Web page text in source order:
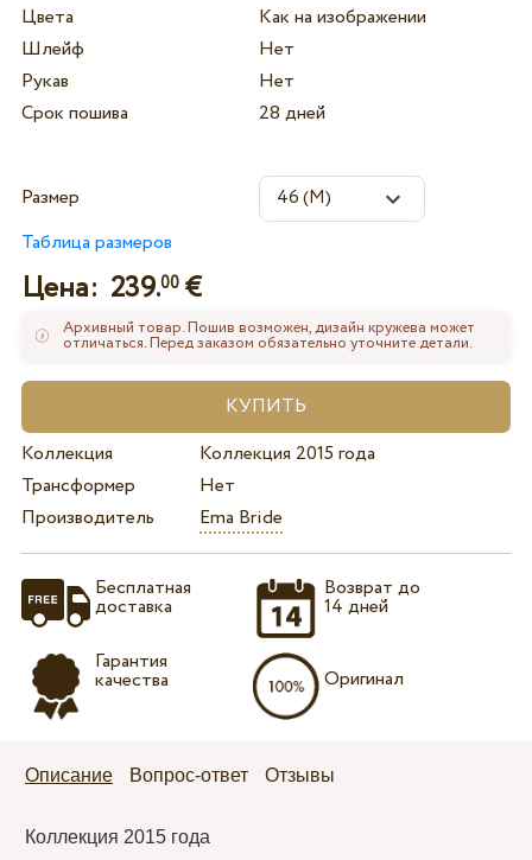
Цвета
Как на изображении
Шлейф
Нет
Рукав
Нет
Срок пошива
28 дней
Размер
Таблица размеров
Цена: 239.00€
Архивный товар. Пошив возможен, дизайн кружева может
отличаться. Перед заказом обязательно уточните детали.
Коллекция
Коллекция 2015 года
Трансформер
Нет
Производитель
Ema Bride
Бесплатная
доставка
Гарантия
качества
Возврат до
14 дней
Оригинал
Описание Вопрос-ответ Отзывы
Коллекция 2015 года